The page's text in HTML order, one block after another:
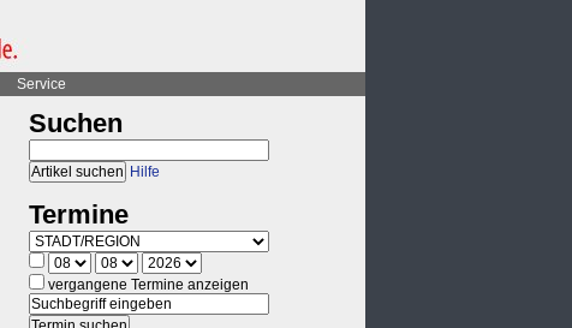
Service
Suchen
Hilfe
Termine
vergangene Termine anzeigen